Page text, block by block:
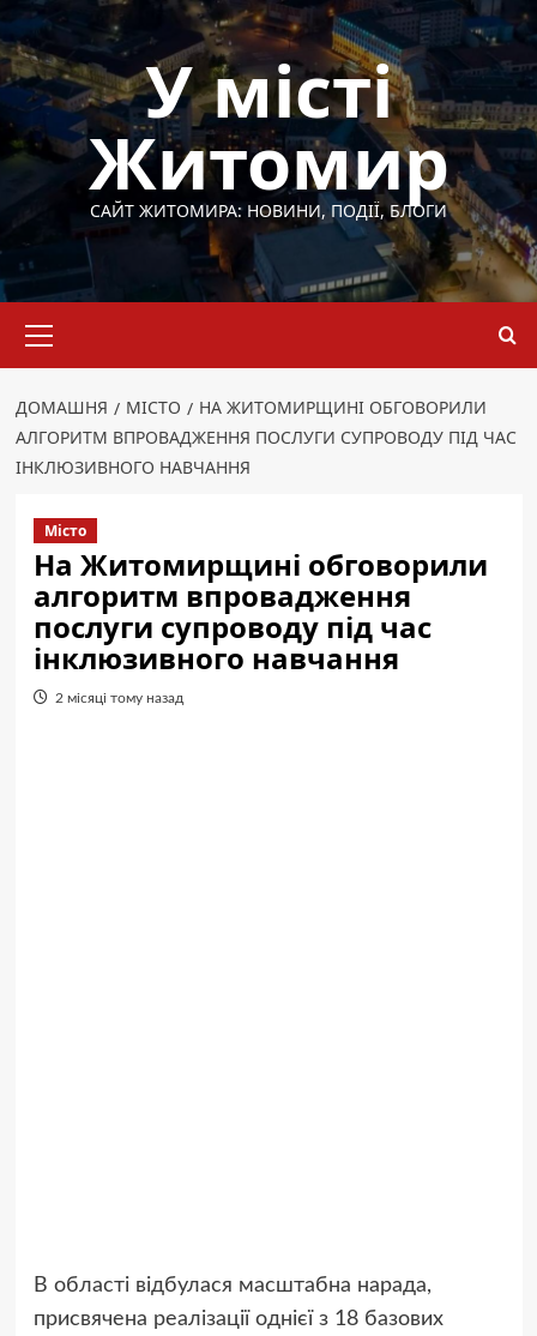
Перейти
до
вмісту
У місті
Житомир
САЙТ ЖИТОМИРА: НОВИНИ, ПОДІЇ, БЛОГИ
меню
ДОМАШНЯ МІСТО
НА ЖИТОМИРЩИНІ ОБГОВОРИЛИ
АЛГОРИТМ ВПРОВАДЖЕННЯ ПОСЛУГИ СУПРОВОДУ ПІД ЧАС
ІНКЛЮЗИВНОГО НАВЧАННЯ
Місто
На Житомирщині обговорили
алгоритм впровадження
послуги супроводу під час
інклюзивного навчання
2 місяці тому назад
В області відбулася масштабна нарада,
присвячена реалізації однієї з 18 базових